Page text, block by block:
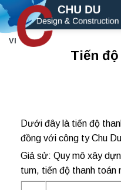
Skip
to
content
VI
Tiến
Dưới đây là tiến độ
đồng với công ty Chu
Giả sử: Quy mô xây
tum, tiến độ thanh toán